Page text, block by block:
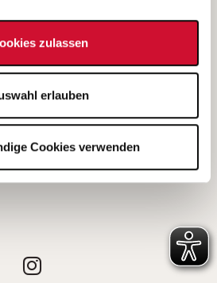
zulassen
erlauben
Cookies verwenden